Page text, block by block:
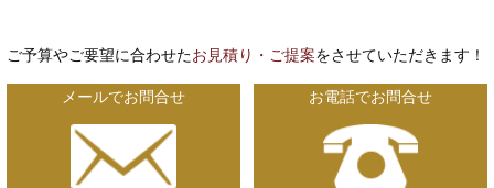
ご予算やご要望に合わせたお見積り・ご提案をさせていただきます！
メールでお問合せ お電話でお問合せ